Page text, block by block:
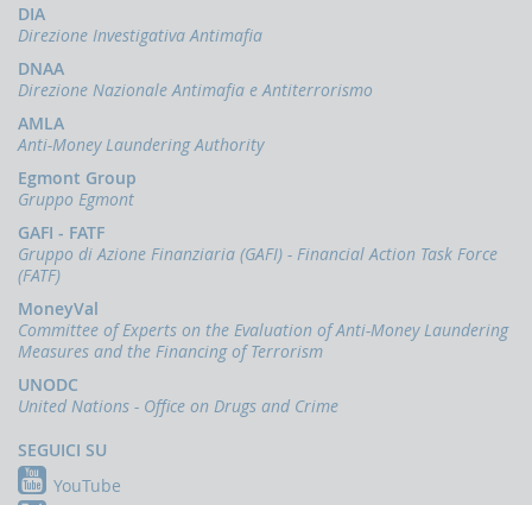
(OGG)
Dichiarazioni
operazioni
in
oro
(ORO)
Comunicazioni
sanzioni
finanziarie
Comunicazioni
Russia
Bielorussia
(DEPRU,
RUS,
CBR)
DIA
Direzione Investigativa Antimafia
DNAA
Direzione Nazionale Antimafia e Antiterrorismo
AMLA
Anti-Money Laundering Authority
Egmont Group
Gruppo Egmont
GAFI - FATF
Gruppo di Azione Finanziaria (GAFI) - Financial Action Task Force
(FATF)
MoneyVal
Committee of Experts on the Evaluation of Anti-Money Laundering
Measures and the Financing of Terrorism
UNODC
United Nations - Office on Drugs and Crime
SEGUICI SU
YouTube